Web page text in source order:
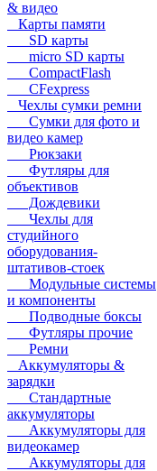
& видео
Карты памяти
SD карты
micro SD карты
CompactFlash
CFexpress
Чехлы сумки ремни
Сумки для фото и
видео камер
Рюкзаки
Футляры для
объективов
Дождевики
Чехлы для
студийного
оборудования-
штативов-стоек
Модульные системы
и компоненты
Подводные боксы
Футляры прочие
Ремни
Аккумуляторы &
зарядки
Стандартные
аккумуляторы
Аккумуляторы для
видеокамер
Аккумуляторы для